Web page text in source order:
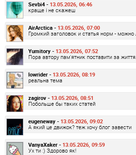
Sevbi4 - 13.05.2026, 06:46
краще і не скажеш
AirArctica - 13.05.2026, 07:00
Громкий заголовок и статья норм -
Yumitory - 13.05.2026, 07:52
Пора автору пам'ятник поставити за
lowrider - 13.05.2026, 08:19
реальна тема
zagirov - 13.05.2026, 08:51
Побольше бы таких статей
eugeneway - 13.05.2026, 09:02
А який це движок? теж хочу блог завести
VanyaXaker - 13.05.2026, 09:59
Ух ти :) Здорово як!